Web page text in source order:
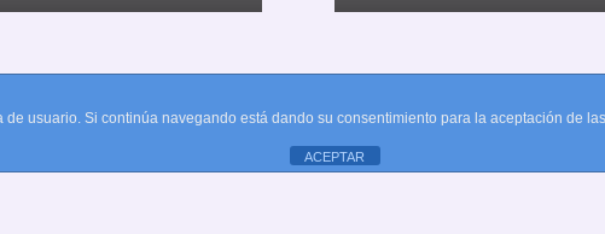
usuario. Si continúa navegando está dando su consentimiento para la aceptación de
ACEPTAR